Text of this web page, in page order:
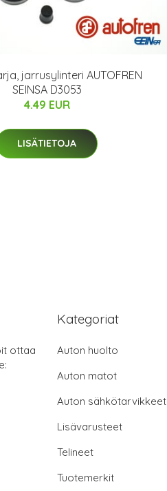
jarrusylinteri AUTOFREN
SEINSA D3053
4.49 EUR
LISÄTIETOJA
ottaa
Kategoriat
Auton huolto
Auton matot
Auton sähkötarvikkeet
Lisävarusteet
Telineet
Tuotemerkit